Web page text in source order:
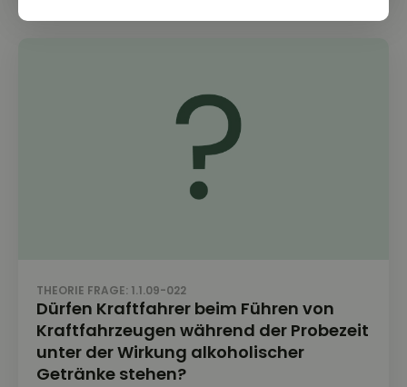
THEORIE FRAGE: 1.1.09-022
Dürfen Kraftfahrer beim Führen von
Kraftfahrzeugen während der Probezeit
unter der Wirkung alkoholischer
Getränke stehen?